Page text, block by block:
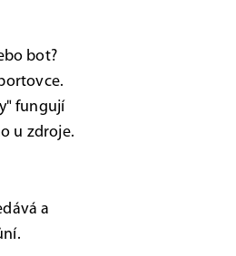
bot?
fungují
u zdroje.
a